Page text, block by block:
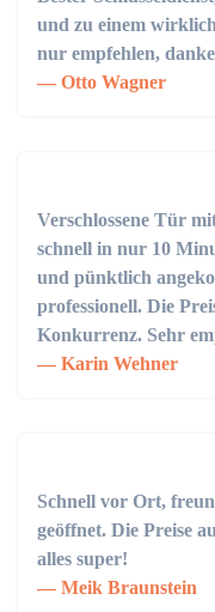
und zu einem
nur empfehlen,
Otto Wagner
Verschlossene Tür
schnell in nur 10
und pünktlich
professionell. Die
Konkurrenz. Sehr
Karin Wehner
Schnell vor Ort,
geöffnet. Die Preise
alles super!
Meik Braunstein